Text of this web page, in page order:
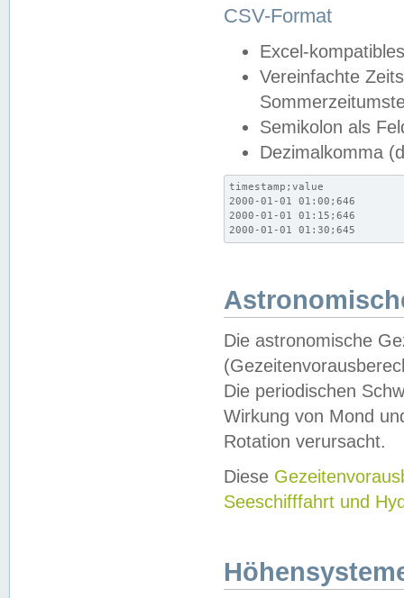
CSV-Format
Excel-
Vereinfachte
Semikolon als
Dezimalkomma
timestamp;value
2000-01-01 01:00;646
2000-01-01 01:15;646
2000-01-01 01:30;645
Die astronomische
Die periodischen
Wirkung von Mond
Rotation verursacht.
Diese
Seeschifffahrt und